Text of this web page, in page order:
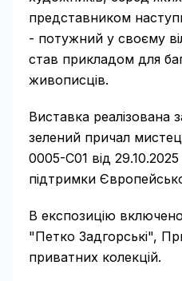
представником
- потужний у своєму
став прикладом для
живописців.
Виставка реалізована
зелений причал
0005-C01 від
підтримки
В експозицію
"Петко Задгорські",
приватних колекцій.